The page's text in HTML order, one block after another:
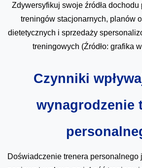
Zdywersyfikuj swoje źródła dochodu
treningów stacjonarnych, planów
dietetycznych i sprzedaży
treningowych (Źródło: grafika
Czynniki
wynagrodzenie
Doświadczenie trenera personalnego